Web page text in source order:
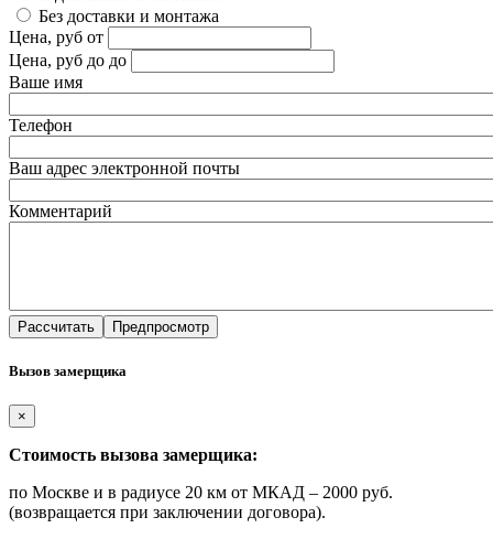
Без доставки и монтажа
Цена, руб от
Цена, руб до до
Ваше имя
Телефон
Ваш адрес электронной почты
Комментарий
Вызов замерщика
×
Стоимость вызова замерщика:
по Москве и в радиусе 20 км от МКАД – 2000 руб.
(возвращается при заключении договора).